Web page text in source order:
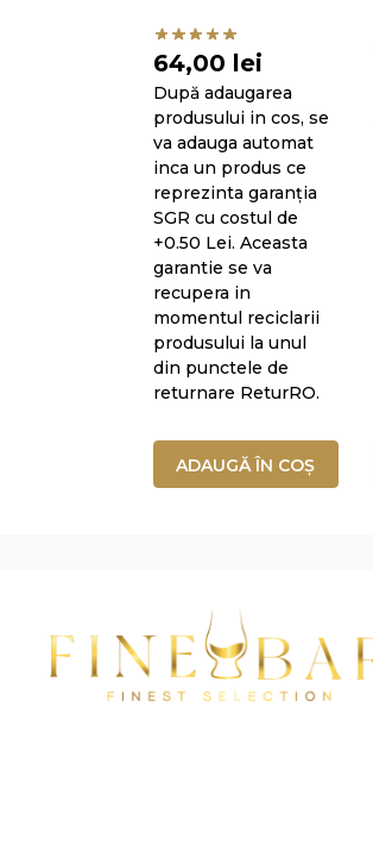
64,00 lei
După adaugarea
produsului in cos, se
va adauga automat
inca un produs ce
reprezinta garanția
SGR cu costul de
+0.50 Lei. Aceasta
garantie se va
recupera in
momentul reciclarii
produsului la unul
din punctele de
returnare ReturRO.
ADAUGĂ ÎN COȘ